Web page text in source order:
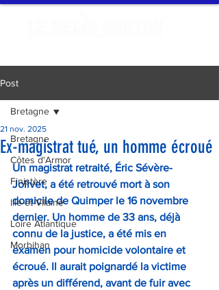
Post
Bretagne
Côtes d'Armor
Finistère
Ille-et-Vilaine
Loire Atlantique
Morbihan
Bretagne
Ex-magistrat tué, un homme écroué
21 nov. 2025
Un magistrat retraité, Éric Sévère-
Jolivet, a été retrouvé mort à son
domicile de Quimper le 16 novembre
dernier. Un homme de 33 ans, déjà
connu de la justice, a été mis en
examen pour homicide volontaire et
écroué. Il aurait poignardé la victime
après un différend, avant de fuir avec